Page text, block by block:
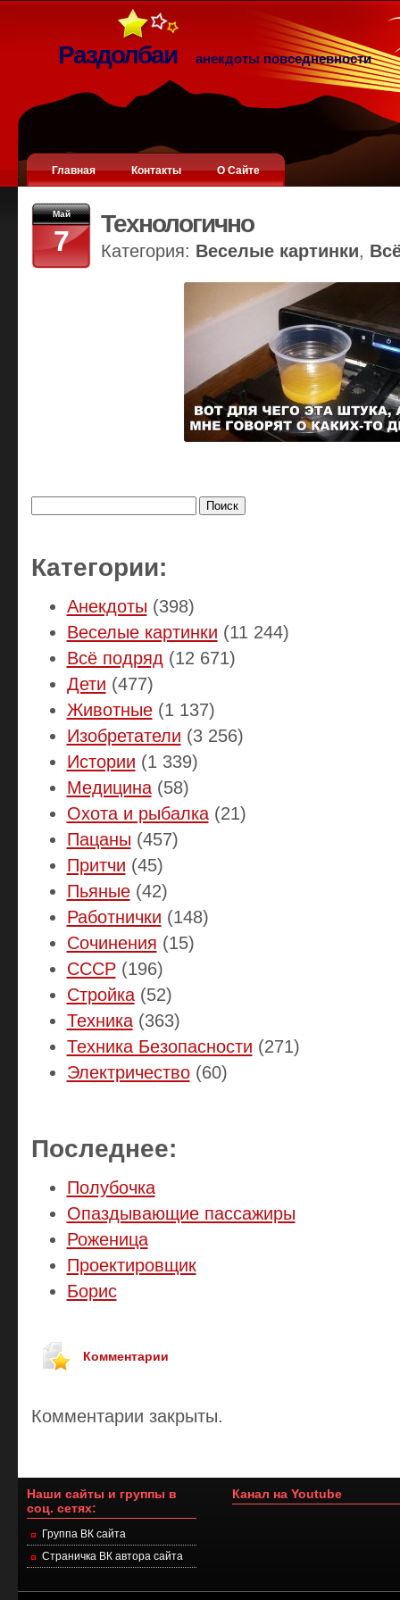
Раздолбаи анекдоты повседневности
Главная Контакты О Сайте
Май
7
Технологично
Категория: Веселые картинки,
Категории:
Анекдоты (398)
Веселые картинки (11 244)
Всё подряд (12 671)
Дети (477)
Животные(1 137)
Изобретатели (3 256)
Истории (1 339)
Медицина(58)
Охота и рыбалка(21)
Пацаны (457)
Притчи (45)
Пьяные(42)
Работнички (148)
Сочинения (15)
СССР(196)
Стройка(52)
Техника(363)
Техника Безопасности (271)
Электричество(60)
Последнее:
Полубочка
Опаздывающие пассажиры
Роженица
Проектировщик
Борис
Комментарии
Комментарии закрыты.
Наши сайты и группы в
соц. сетях:
Группа ВК сайта
Страничка ВК автора сайта
Канал на Youtube